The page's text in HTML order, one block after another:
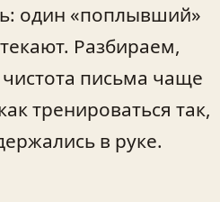
один «поплывший»
Разбираем,
письма чаще
тренироваться так,
в руке.